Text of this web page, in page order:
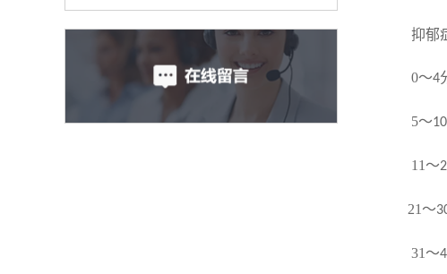
抑郁症
0～4
5～10
11～
21～
31～